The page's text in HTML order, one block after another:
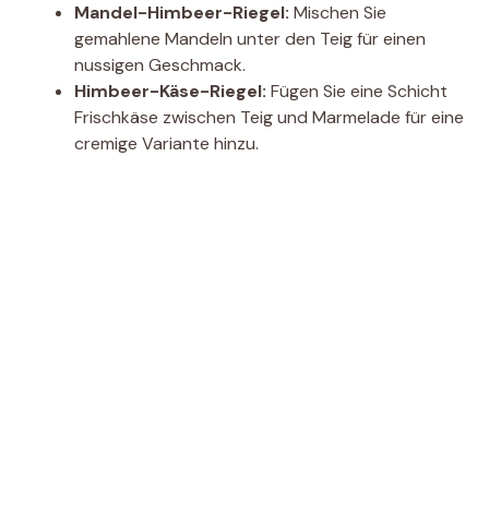
Mandel-Himbeer-Riegel: Mischen Sie
gemahlene Mandeln unter den Teig für einen
nussigen Geschmack.
Himbeer-Käse-Riegel: Fügen Sie eine Schicht
Frischkäse zwischen Teig und Marmelade für eine
cremige Variante hinzu.